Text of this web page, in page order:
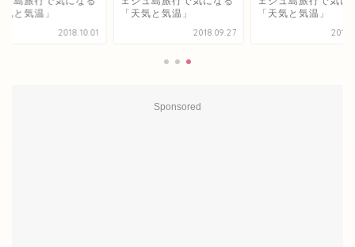
と気温」
2018.10.01
「天気と気温」
2018.09.27
「天気と気温」
Sponsored